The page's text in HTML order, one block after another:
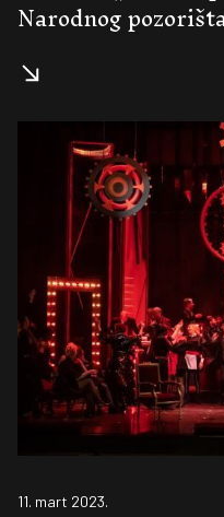
Narodnog
11. mart 2023.